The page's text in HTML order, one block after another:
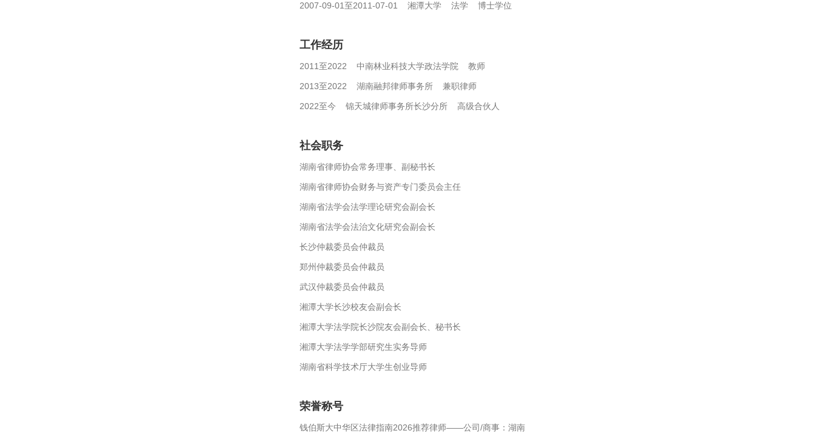
2007-09-01至2011-07-01 湘潭大学 法学 博士学位
工作经历
2011至2022 中南林业科技大学政法学院 教师
2013至2022 湖南融邦律师事务所 兼职律师
2022至今 锦天城律师事务所长沙分所 高级合伙人
社会职务
湖南省律师协会常务理事、副秘书长
湖南省律师协会财务与资产专门委员会主任
湖南省法学会法学理论研究会副会长
湖南省法学会法治文化研究会副会长
长沙仲裁委员会仲裁员
郑州仲裁委员会仲裁员
武汉仲裁委员会仲裁员
湘潭大学长沙校友会副会长
湘潭大学法学院长沙院友会副会长、秘书长
湘潭大学法学学部研究生实务导师
湖南省科学技术厅大学生创业导师
荣誉称号
钱伯斯大中华区法律指南2026推荐律师——公司/商事：湖南